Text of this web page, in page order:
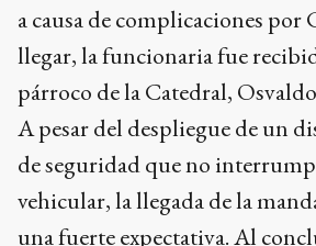
a causa de complicaciones por
llegar, la funcionaria fue
párroco de la Catedral,
A pesar del despliegue de un
de seguridad que no
vehicular, la llegada de la
una fuerte expectativa. Al